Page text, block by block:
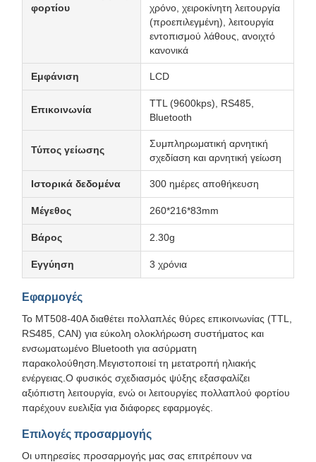
φορτίου
χρόνο, χειροκίνητη λειτουργία
(προεπιλεγμένη), λειτουργία
εντοπισμού λάθους, ανοιχτό
κανονικά
Εμφάνιση LCD
Επικοινωνία
TTL (9600kps), RS485,
Bluetooth
Τύπος γείωσης
Συμπληρωματική αρνητική
σχεδίαση και αρνητική γείωση
Ιστορικά δεδομένα 300 ημέρες αποθήκευση
Μέγεθος 260*216*83mm
Βάρος 2.30g
Εγγύηση 3 χρόνια
Εφαρμογές
Το MT508-40A διαθέτει πολλαπλές θύρες επικοινωνίας (TTL,
RS485, CAN) για εύκολη ολοκλήρωση συστήματος και
ενσωματωμένο Bluetooth για ασύρματη
παρακολούθηση.Μεγιστοποιεί τη μετατροπή ηλιακής
ενέργειας.Ο φυσικός σχεδιασμός ψύξης εξασφαλίζει
αξιόπιστη λειτουργία, ενώ οι λειτουργίες πολλαπλού φορτίου
παρέχουν ευελιξία για διάφορες εφαρμογές.
Επιλογές προσαρμογής
Οι υπηρεσίες προσαρμογής μας σας επιτρέπουν να